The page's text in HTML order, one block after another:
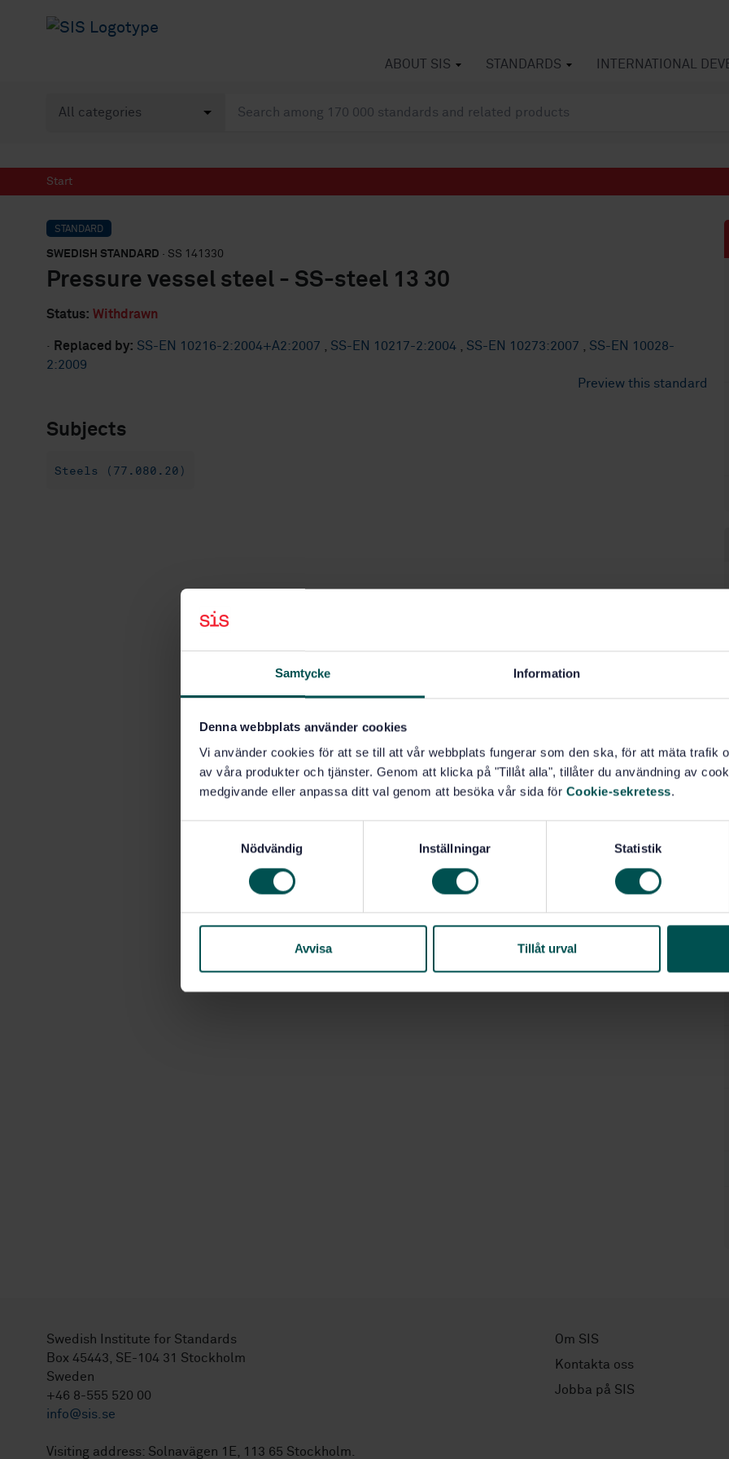
Samtycke Information
Denna webbplats använder cookies
Vi använder cookies för att se till att vår webbplats fungerar som den ska, för att mäta trafik
av våra produkter och tjänster. Genom att klicka på "Tillåt alla", tillåter du användning av
medgivande eller anpassa ditt val genom att besöka vår sida för Cookie-sekretess.
s
Nödvändig Inställningar Statistik
Avvisa Tillåt urval
ABOUT SIS STANDARDS INTERNATIONAL
Start
STANDARD
SWEDISH STANDARD · SS 141330
Pressure vessel steel - SS-steel 13 30
Status: Withdrawn
· Replaced by: SS-EN 10216-2:2004+A2:2007 SS-EN 10217-2:2004 SS-EN 10273:2007
SS-EN 10028-
2:2009
Preview this standard
Subjects
Steels (77.080.20)
Swedish Institute for Standards
Box 45443, SE-104 31 Stockholm
Sweden
+46 8-555 520 00
info@sis.se
Visiting address: Solnavägen 1E, 113 65 Stockholm.
Om SIS
Kontakta oss
Jobba på SIS